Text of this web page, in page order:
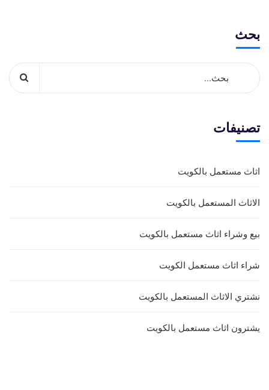
بحث
تصنيفات
اثاث مستعمل بالكويت
الاثاث المستعمل بالكويت
بيع وشراء اثاث مستعمل بالكويت
شراء اثاث مستعمل الكويت
نشتري الاثاث المستعمل بالكويت
يشترون اثاث مستعمل بالكويت